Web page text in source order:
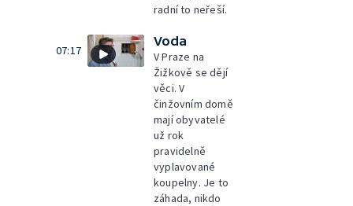
radní to neřeší.
07:17
Voda
V Praze na
Žižkově se dějí
věci. V
činžovním domě
mají obyvatelé
už rok
pravidelně
vyplavované
koupelny. Je to
záhada, nikdo